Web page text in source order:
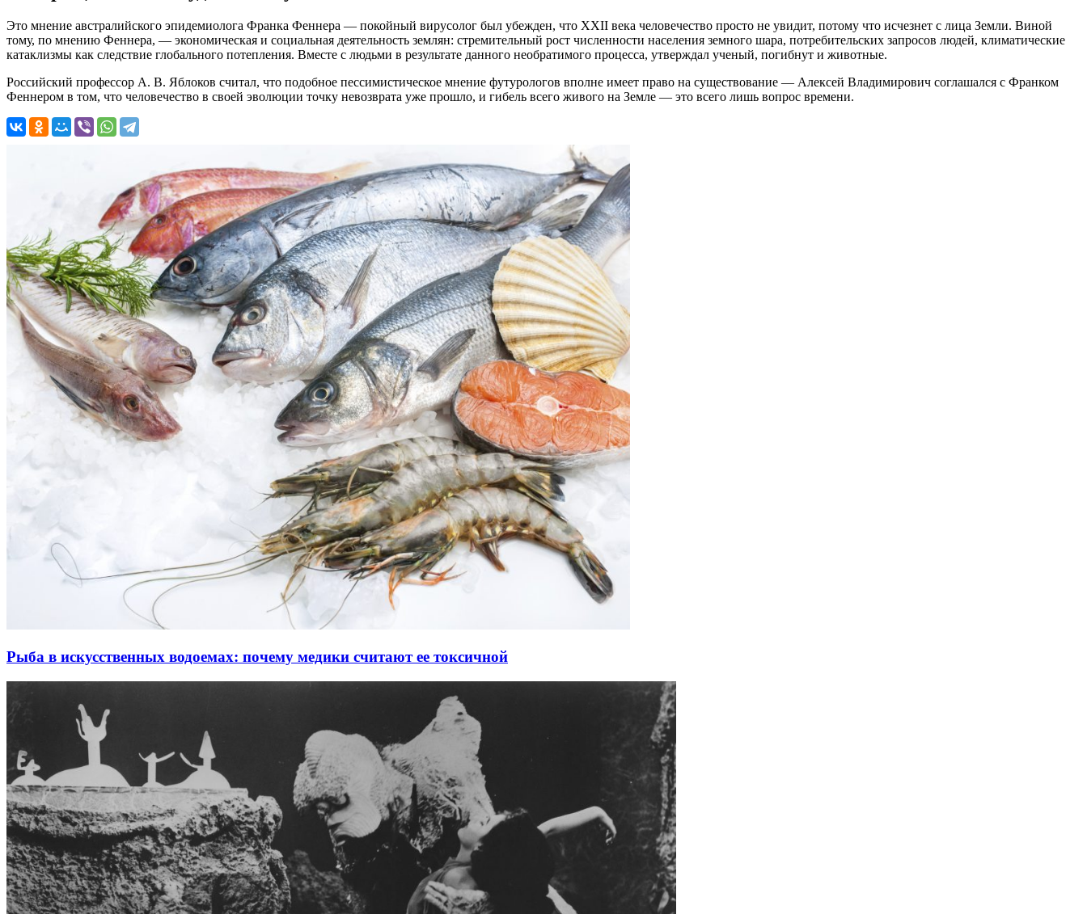
Это мнение австралийского эпидемиолога Франка Феннера — покойный вирусолог был убежден, что XXII века человечество просто не увидит, потому что исчезнет с лица Земли. Виной
тому, по мнению Феннера, — экономическая и социальная деятельность землян: стремительный рост численности населения земного шара, потребительских запросов людей, климатические
катаклизмы как следствие глобального потепления. Вместе с людьми в результате данного необратимого процесса, утверждал ученый, погибнут и животные.
Российский профессор А. В. Яблоков считал, что подобное пессимистическое мнение футурологов вполне имеет право на существование — Алексей Владимирович соглашался с Франком
Феннером в том, что человечество в своей эволюции точку невозврата уже прошло, и гибель всего живого на Земле — это всего лишь вопрос времени.
Рыба в искусственных водоемах: почему медики считают ее токсичной